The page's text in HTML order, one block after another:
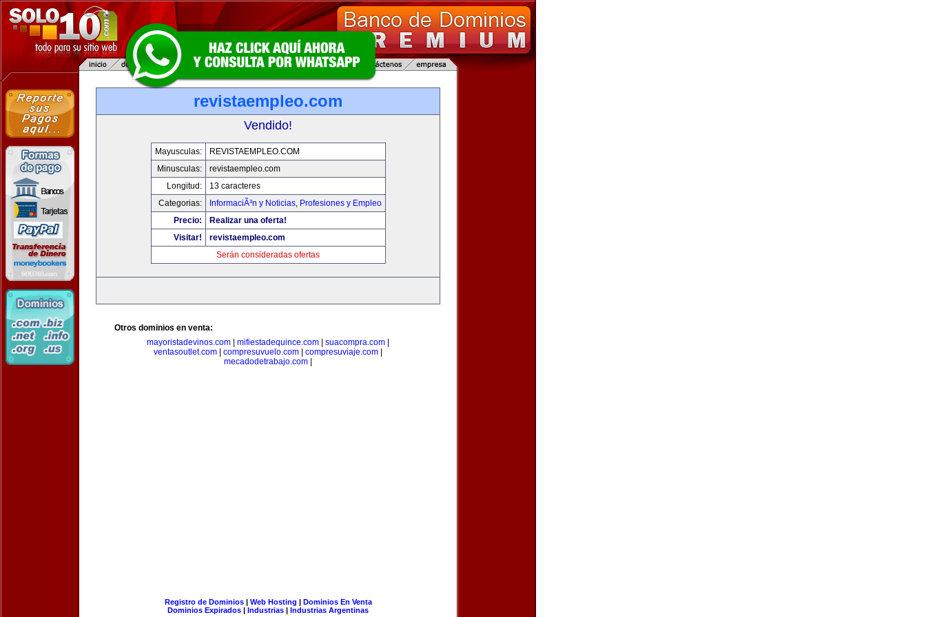
revistaempleo.com
Vendido!
Mayusculas:
REVISTAEMPLEO.COM
Minusculas:
revistaempleo.com
Longitud:
13 caracteres
Categorias:
InformaciÃ³n y Noticias, Profesiones y Empleo
Precio:
Realizar una oferta!
Visitar!
revistaempleo.com
Serán consideradas ofertas
Otros dominios en venta:
mayoristadevinos.com
mifiestadequince.com suacompra.com
ventasoutlet.com
compresuvuelo.com compresuviaje.com
mecadodetrabajo.com
Registro de Dominios| Web Hosting | Dominios En Venta
Dominios Expirados | Industrias | Industrias Argentinas